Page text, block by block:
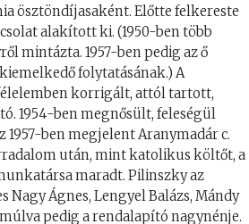
ösztöndíjasaként. Előtte felkereste
alakított ki. (1950-ben több
mintázta. 1957-ben pedig az ő
folytatásának.) A
korrigált, attól tartott,
1954-ben megnősült, feleségül
ben megjelent Aranymadár c.
után, mint katolikus költőt, a
maradt. Pilinszky az
Nagy Ágnes, Lengyel Balázs, Mándy
múlva pedig a rendalapító nagynénje.